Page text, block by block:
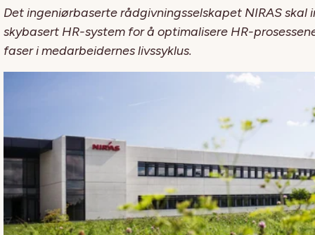
Det ingeniørbaserte rådgivningsselskapet NIRAS skal
skybasert HR-system for å optimalisere HR-
faser i medarbeidernes livssyklus.